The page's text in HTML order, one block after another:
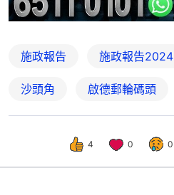
施政報告 施政報告2024
沙頭角 啟德郵輪碼頭
4 0 0